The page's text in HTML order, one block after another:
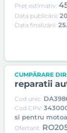
Preț estimativ:
Data publicării:
Data finalizării:
CUMPĂRARE
reparatii
Cod unic:
Cod CPV:
si pentru
Ofertant: